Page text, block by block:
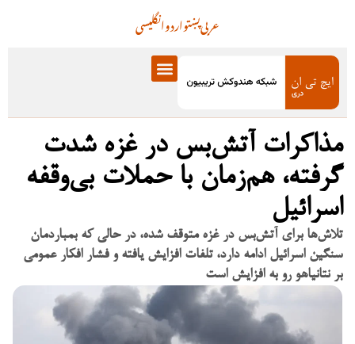
انگلیسیاردوپښتوعربی
مذاکرات آتش‌بس در غزه شدت
گرفته، هم‌زمان با حملات بی‌وقفه
اسرائیل
تلاش‌ها برای آتش‌بس در غزه متوقف شده، در حالی که بمباردمان
سنگین اسرائیل ادامه دارد، تلفات افزایش یافته و فشار افکار عمومی
بر نتانیاهو رو به افزایش است